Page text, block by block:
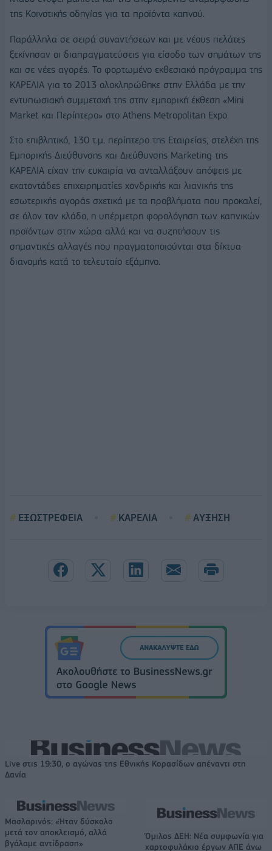
της Κοινοτικής οδηγίας για τα προϊόντα καπνού.
Παράλληλα σε σειρά συναντήσεων και με νέους πελάτες
ξεκίνησαν οι διαπραγματεύσεις για είσοδο των σημάτων της
και σε νέες αγορές. Το φορτωμένο εκθεσιακό πρόγραμμα της
ΚΑΡΕΛΙΑ για το 2013 ολοκληρώθηκε στην Ελλάδα με την
εντυπωσιακή συμμετοχή της στην εμπορική έκθεση «Mini
Market και Περίπτερο» στο Athens Metropolitan Expo.
Στο επιβλητικό, 130 τ.μ. περίπτερο της Εταιρείας, στελέχη της
Εμπορικής Διεύθυνσης και Διεύθυνσης Marketing της
ΚΑΡΕΛΙΑ είχαν την ευκαιρία να ανταλλάξουν απόψεις με
εκατοντάδες επιχειρηματίες χονδρικής και λιανικής της
εσωτερικής αγοράς σχετικά με τα προβλήματα που προκαλεί,
σε όλον τον κλάδο, η υπέρμετρη φορολόγηση των καπνικών
προϊόντων στην χώρα αλλά και να συζητήσουν τις
σημαντικές αλλαγές που πραγματοποιούνται στα δίκτυα
διανομής κατά το τελευταίο εξάμηνο.
ΕΞΩΣΤΡΕΦΕΙΑ KΑΡΕΛΙΑ AΥΞΗΣΗ
Live στις 19:30, ο αγώνας της Εθνικής Κορασίδων απέναντι στη
Δανία
Μασλαρινός: «Ήταν δύσκολο
μετά τον αποκλεισμό, αλλά
βγάλαμε αντίδραση»
Όμιλος ΔΕΗ: Νέα συμφωνία για
χαρτοφυλάκιο έργων ΑΠΕ άνω